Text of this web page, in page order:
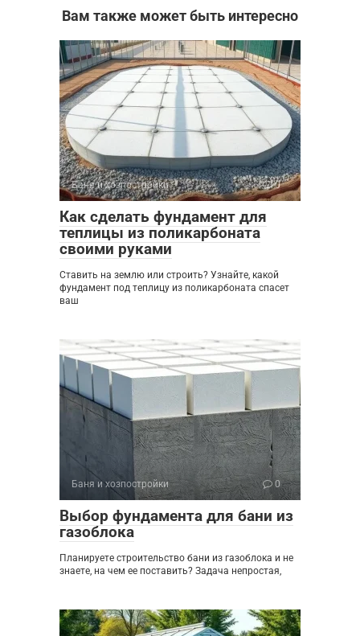
Вам также может быть интересно
Баня и хозпостройки 0
Как сделать фундамент для
теплицы из поликарбоната
своими руками
Ставить на землю или строить? Узнайте, какой
фундамент под теплицу из поликарбоната спасет
ваш
Баня и хозпостройки 0
Выбор фундамента для бани из
газоблока
Планируете строительство бани из газоблока и не
знаете, на чем ее поставить? Задача непростая,